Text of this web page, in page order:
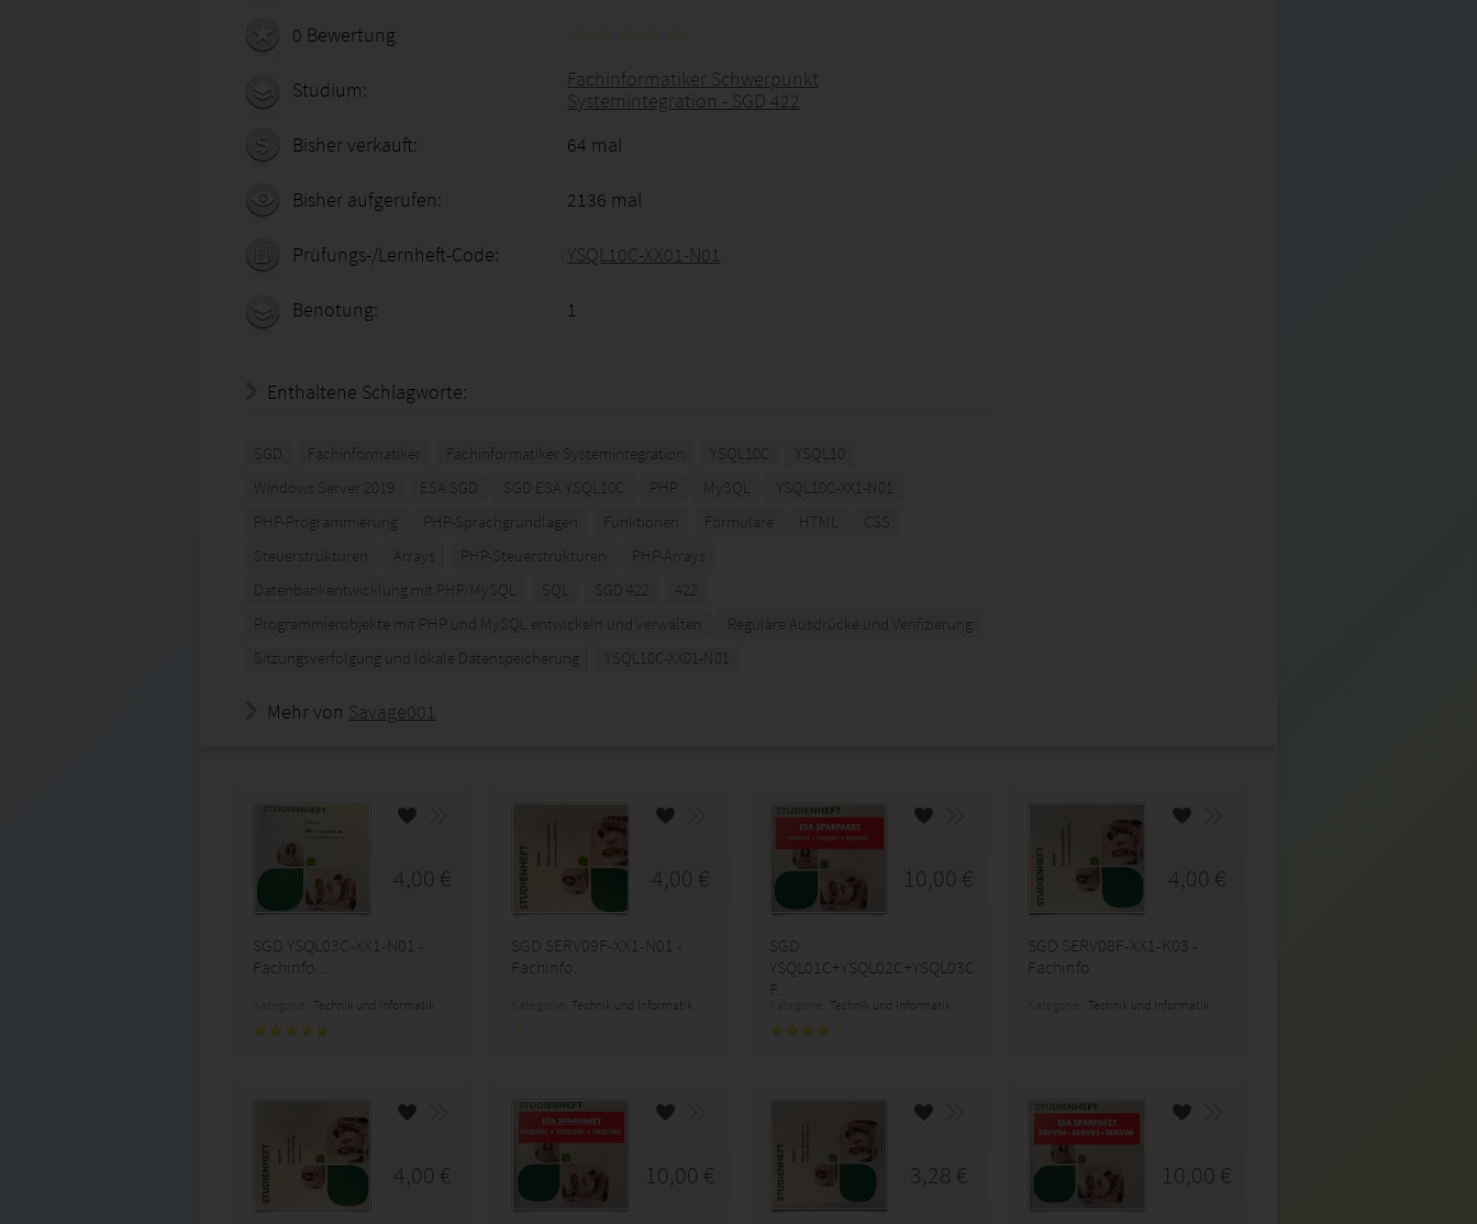
0 Bewertung
Studium:
Fachinformatiker Schwerpunkt
Systemintegration - SGD 422
Bisher verkauft:
64 mal
Bisher aufgerufen: 2136 mal
Prüfungs-/Lernheft-Code: YSQL10C-XX01-N01
Benotung: 1
Enthaltene Schlagworte:
SGD Fachinformatiker Fachinformatiker Systemintegration YSQL10C
YSQL10
Windows Server 2019
ESA SGD SGD ESA YSQL10C PHP MySQL
YSQL10C-XX1-N01
PHP-Programmierung
PHP-Sprachgrundlagen Funktionen Formulare HTML
CSS
Steuerstrukturen
Arrays PHP-Steuerstrukturen
PHP-Arrays
Datenbankentwicklung mit PHP/MySQL
SQL SGD 422
422
Programmierobjekte mit PHP und MySQL entwickeln und verwalten
Reguläre Ausdrücke und Verifizierung
Sitzungsverfolgung und lokale Datenspeicherung
YSQL10C-XX01-N01
Mehr von Savage001
4,00 €
SGD YSQL03C-XX1-N01 -
Fachinfo...
Technik und Informatik
4,00 €
SGD SERV09F-XX1-N01 -
Fachinfo...
Technik und Informatik
10,00 €
SGD
YSQL01C+YSQL02C+YSQL03C
F...
Technik und Informatik
4,00 €
SGD SERV08F-XX1-K03 -
Fachinfo...
Technik und Informatik
4,00 € 10,00 € 3,28 € 10,00 €